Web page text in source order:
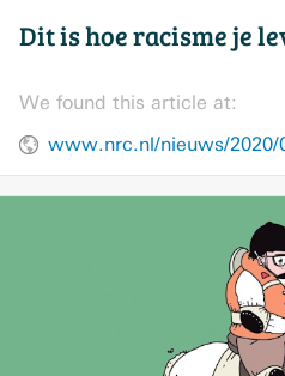
Dit is hoe racisme je
We found this article at: